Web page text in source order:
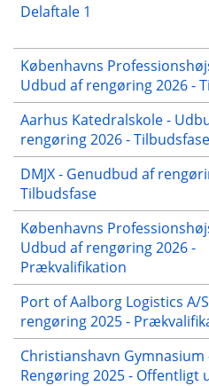
Delaftale 1
Københavns
Udbud af rengøring 2026 -
Aarhus Katedralskole -
rengøring 2026 - Tilbudsfase
DMJX - Genudbud af
Tilbudsfase
Københavns
Udbud af rengøring 2026 -
Prækvalifikation
Port of Aalborg Logistics A/
rengøring 2025 -
Christianshavn Gymnasium
Rengøring 2025 - Offentligt